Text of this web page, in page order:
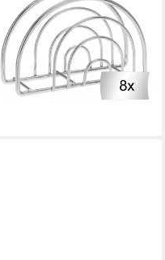
Serviettenhalter JERRY,
Silbergrau, Metall, B 14 x H 9
x T 4 cm, Metall
25,60 €
(3,20 €/ 1 Stk)
lieferbar - in 2-3 Werktagen bei dir